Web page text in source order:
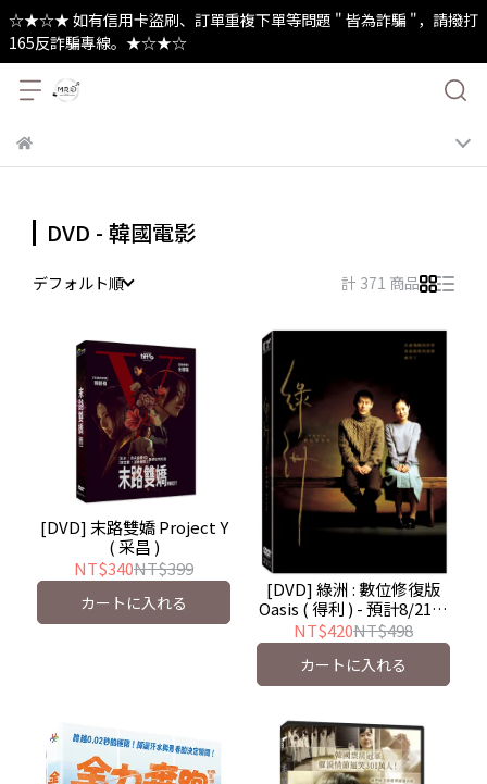
☆★☆★ 如有信用卡盜刷、訂單重複下單等問題 " 皆為詐騙 "，請撥打
165反詐騙專線。★☆★☆
DVD - 韓國電影
デフォルト順 計 371 商品
[DVD] 末路雙嬌 Project Y
( 采昌 )
NT$340NT$399
カートに入れる
[DVD] 綠洲 : 數位修復版
Oasis ( 得利 ) - 預計8/21發
行
NT$420NT$498
カートに入れる